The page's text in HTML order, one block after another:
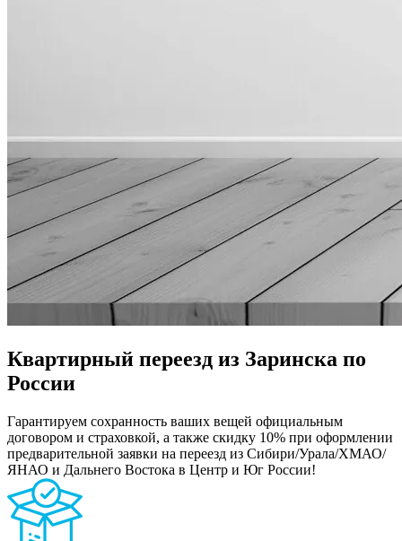
Квартирный переезд из Заринска по
России
Гарантируем сохранность ваших вещей официальным
договором и страховкой, а также скидку 10% при оформлении
предварительной заявки на переезд из Сибири/Урала/ХМАО/
ЯНАО и Дальнего Востока в Центр и Юг России!